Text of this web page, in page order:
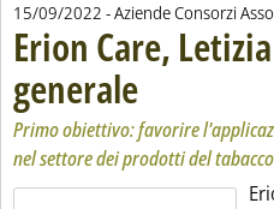
15/09/2022 - Aziende Consorzi
Erion Care,
generale . Sottotitolo: Primo
. Pubblicata giovedì
Primo obiettivo: favorire
nel settore dei prodotti del tabacco